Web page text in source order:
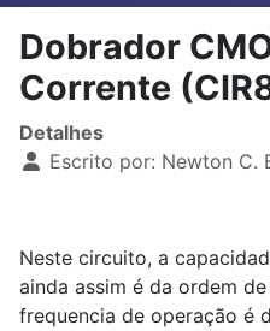
Dobrador
Corrente
Detalhes
Escrito por: Newton C.
Neste circuito, a
ainda assim é da ordem
frequencia de operação é